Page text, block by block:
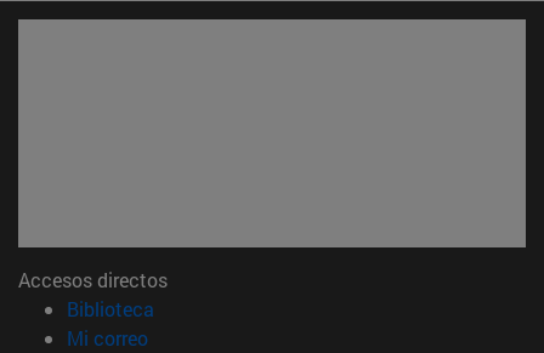
Accesos directos
Biblioteca
Mi correo(abre en nueva ventana)